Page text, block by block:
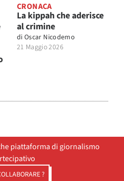
CRONACA
La kippah che aderisce
al crimine
di Oscar Nicodemo
21 Maggio 2026
piattaforma di giornalismo
?